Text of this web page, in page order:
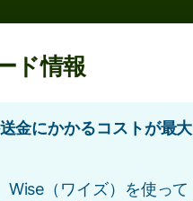
ド情報
金にかかるコストが最大
Wise（ワイズ）を使って